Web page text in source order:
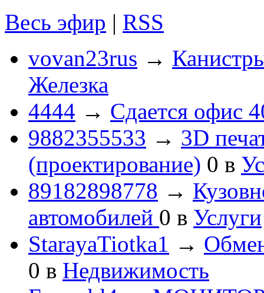
Весь эфир | RSS
vovan23rus →
Железка
4444 → Сдается офис
9882355533 → 3D
(проектирование) 0 в
89182898778 →
автомобилей 0 в Услуги
StarayaTiotka1 →
0 в Недвижимость